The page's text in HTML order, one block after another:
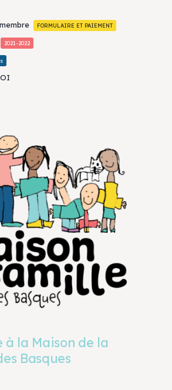
FORMULAIRE ET PAIEMENT
2021-2022
à la Maison de la
Basques